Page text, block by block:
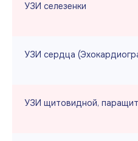
УЗИ селезенки
УЗИ сердца
УЗИ щитовидной,